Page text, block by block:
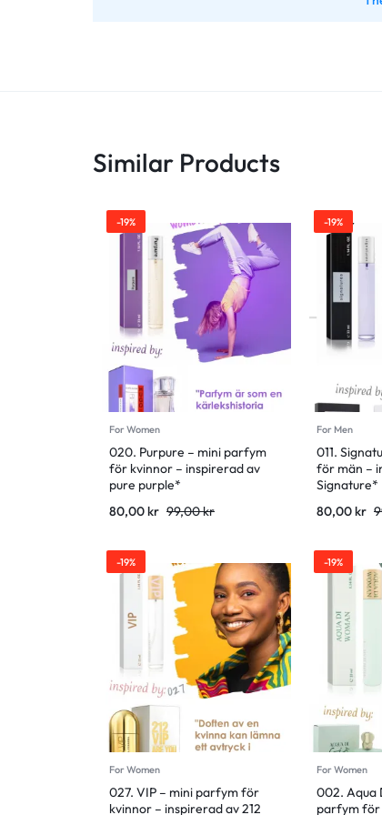
Similar Products
-19%
For Women
020. Purpure – mini parfym
för kvinnor – inspirerad av
pure purple*
80,00kr 99,00kr
-19%
For Men
011.
för män –
Signature*
80,00kr
-19%
For Women
027. VIP – mini parfym för
kvinnor – inspirerad av 212
-19%
For Women
002. Aqua
parfym för